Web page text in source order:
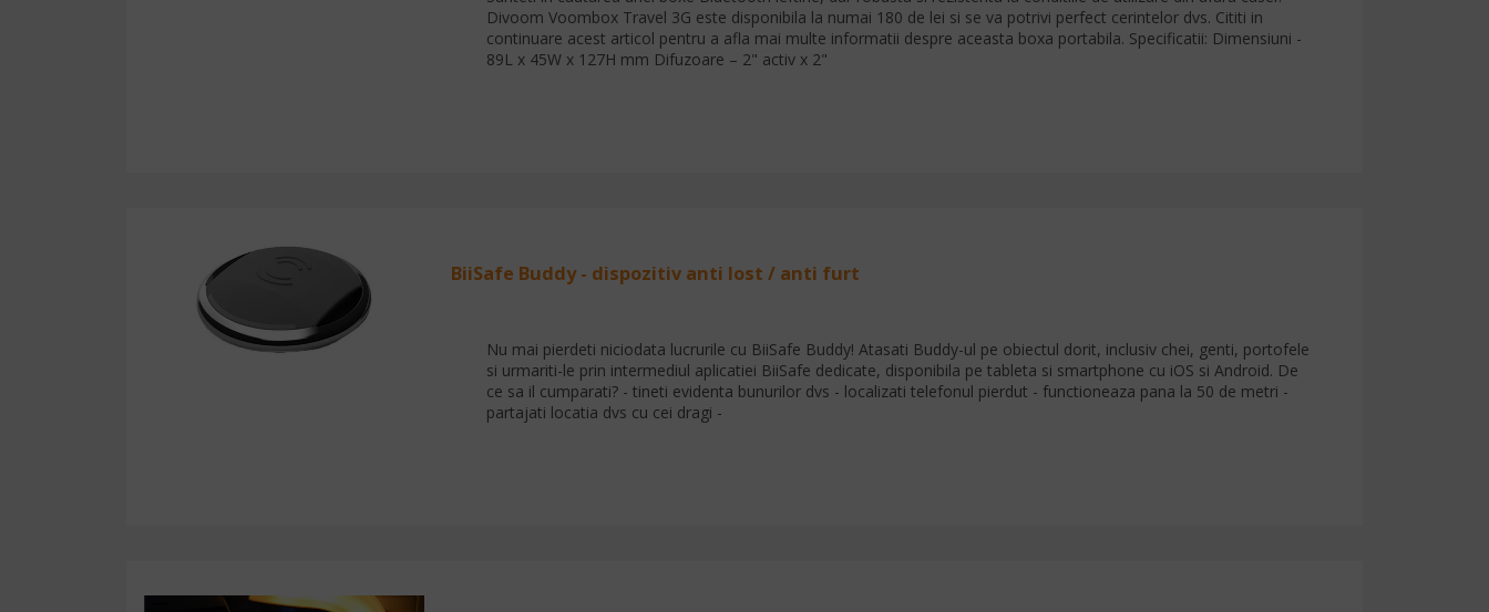
Divoom Voombox Travel 3G este disponibila la numai 180 de lei si se va potrivi perfect cerintelor dvs. Cititi in
continuare acest articol pentru a afla mai multe informatii despre aceasta boxa portabila. Specificatii: Dimensiuni -
89L x 45W x 127H mm Difuzoare – 2" activ x 2"
BiiSafe Buddy - dispozitiv anti lost / anti furt
Nu mai pierdeti niciodata lucrurile cu BiiSafe Buddy! Atasati Buddy-ul pe obiectul dorit, inclusiv chei, genti, portofele
si urmariti-le prin intermediul aplicatiei BiiSafe dedicate, disponibila pe tableta si smartphone cu iOS si Android. De
ce sa il cumparati? - tineti evidenta bunurilor dvs - localizati telefonul pierdut - functioneaza pana la 50 de metri -
partajati locatia dvs cu cei dragi -